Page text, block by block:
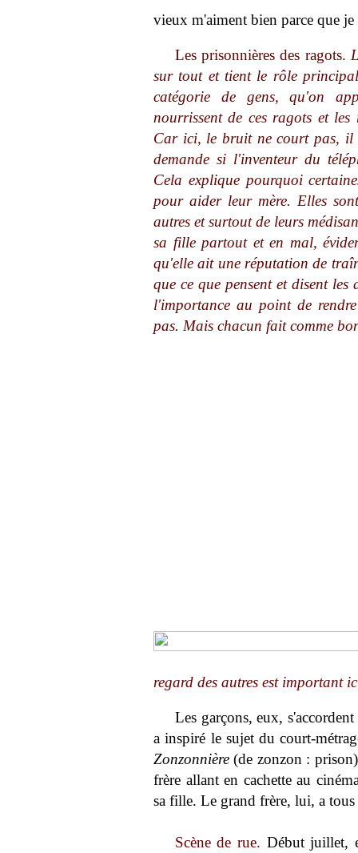
vieux m'aiment bien parce que
Les prisonnières des ragots.
sur tout et tient le rôle
catégorie de gens, qu'on
nourrissent de ces ragots et
Car ici, le bruit ne court pas, il
demande si l'inventeur du
Cela explique pourquoi
pour aider leur mère. Elles
autres et surtout de leurs
sa fille partout et en mal,
qu'elle ait une réputation de
que ce que pensent et disent
l'importance au point de
pas. Mais chacun fait comme
regard des autres est important
Les garçons, eux,
a inspiré le sujet du court-
Zonzonnière (de zonzon :
frère allant en cachette au
sa fille. Le grand frère, lui, a
Scène de rue. Début juillet,